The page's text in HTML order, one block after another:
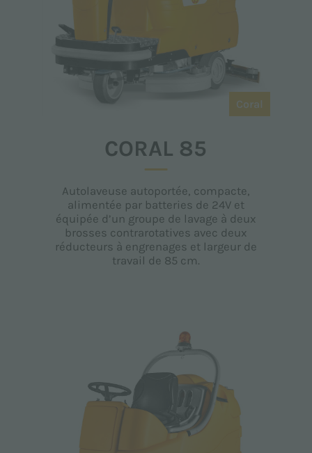
Coral
CORAL 85
Autolaveuse autoportée, compacte,
alimentée par batteries de 24V et
équipée d’un groupe de lavage à deux
brosses contrarotatives avec deux
réducteurs à engrenages et largeur de
travail de 85 cm.